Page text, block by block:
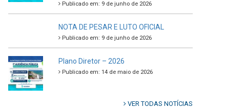
Publicado em: 9 de junho de 2026
NOTA DE PESAR E LUTO OFICIAL
Publicado em: 9 de junho de 2026
Plano Diretor – 2026
Publicado em: 14 de maio de 2026
VER TODAS NOTÍCIAS